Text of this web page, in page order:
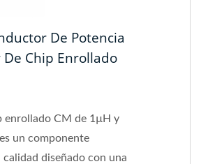
De Potencia
Chip Enrollado
enrollado CM de 1µH y
un componente
diseñado con una